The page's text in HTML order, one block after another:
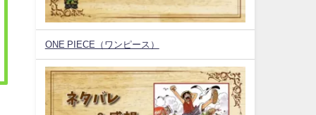
ONE PIECE（ワンピース）